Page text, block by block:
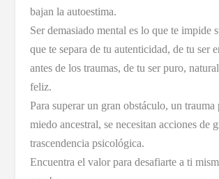
bajan la autoestima.
Ser demasiado mental es lo que te impide
que te separa de tu autenticidad, de tu ser
antes de los traumas, de tu ser puro,
feliz.
Para superar un gran obstáculo, un
miedo ancestral, se necesitan acciones de
trascendencia psicológica.
Encuentra el valor para desafiarte a ti